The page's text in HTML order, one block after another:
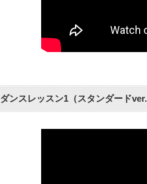
ダンスレッスン1（スタンダード